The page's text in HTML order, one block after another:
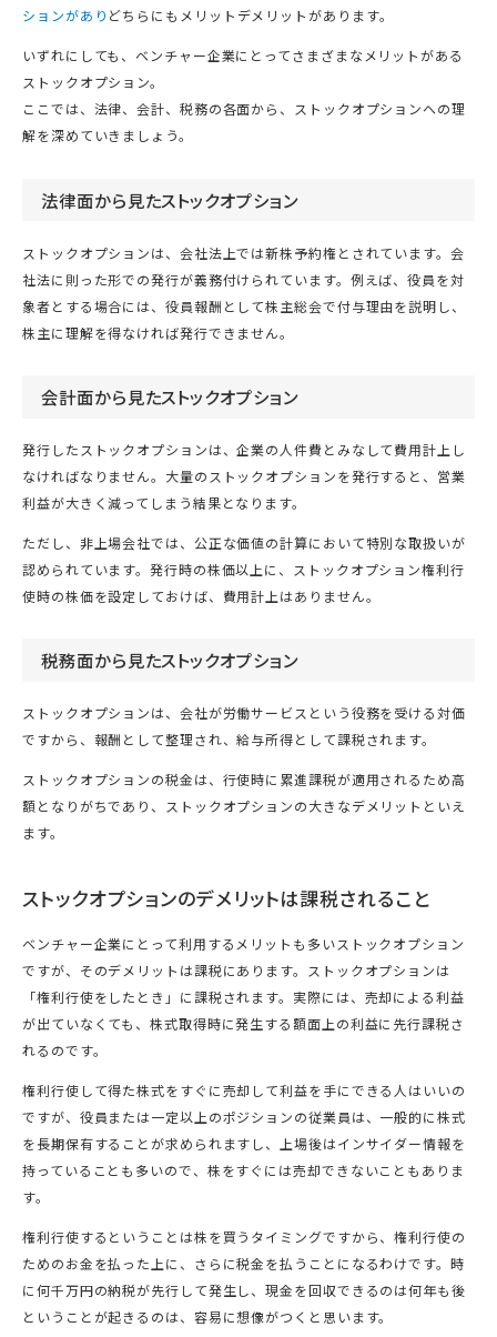
ションがあり どちらにもメリットデメリットがあります。
いずれにしても、ベンチャー企業にとってさまざまなメリットがある
ストックオプション。
ここでは、法律、会計、税務の各面から、ストックオプションへの理
解を深めていきましょう。
法律面から見たストックオプション
ストックオプションは、会社法上では新株予約権とされています。会
社法に則った形での発行が義務付けられています。例えば、役員を対
象者とする場合には、役員報酬として株主総会で付与理由を説明し、
株主に理解を得なければ発行できません。
会計面から見たストックオプション
発行したストックオプションは、企業の人件費とみなして費用計上し
なければなりません。大量のストックオプションを発行すると、営業
利益が大きく減ってしまう結果となります。
ただし、非上場会社では、公正な価値の計算において特別な取扱いが
認められています。発行時の株価以上に、ストックオプション権利行
使時の株価を設定しておけば、費用計上はありません。
税務面から見たストックオプション
ストックオプションは、会社が労働サービスという役務を受ける対価
ですから、報酬として整理され、給与所得として課税されます。
ストックオプションの税金は、行使時に累進課税が適用されるため高
額となりがちであり、ストックオプションの大きなデメリットといえ
ます。
ストックオプションのデメリットは課税されること
ベンチャー企業にとって利用するメリットも多いストックオプション
ですが、そのデメリットは課税にあります。ストックオプションは
「権利行使をしたとき」に課税されます。実際には、売却による利益
が出ていなくても、株式取得時に発生する額面上の利益に先行課税さ
れるのです。
権利行使して得た株式をすぐに売却して利益を手にできる人はいいの
ですが、役員または一定以上のポジションの従業員は、一般的に株式
を長期保有することが求められますし、上場後はインサイダー情報を
持っていることも多いので、株をすぐには売却できないこともありま
す。
権利行使するということは株を買うタイミングですから、権利行使の
ためのお金を払った上に、さらに税金を払うことになるわけです。時
に何千万円の納税が先行して発生し、現金を回収できるのは何年も後
ということが起きるのは、容易に想像がつくと思います。